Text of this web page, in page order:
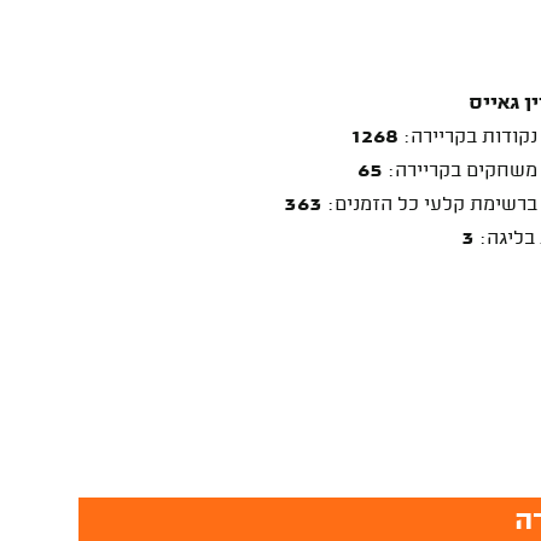
גאייס
בקריירה: 1268
בקריירה: 65
קלעי כל הזמנים: 363
בליגה: 3